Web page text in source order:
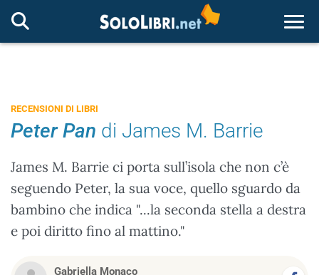
RECENSIONI DI LIBRI
Peter Pan di James M. Barrie
James M. Barrie ci porta sull’isola che non c’è
seguendo Peter, la sua voce, quello sguardo da
bambino che indica "...la seconda stella a destra
e poi diritto fino al mattino."
Gabriella Monaco